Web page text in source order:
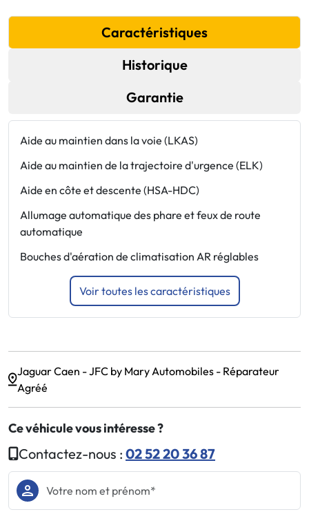
Caractéristiques
Historique
Garantie
Aide au maintien dans la voie (LKAS)
Aide au maintien de la trajectoire d'urgence (ELK)
Aide en côte et descente (HSA-HDC)
Allumage automatique des phare et feux de route
automatique
Bouches d'aération de climatisation AR réglables
Voir toutes les caractéristiques
Jaguar Caen - JFC by Mary Automobiles - Réparateur
Agréé
Ce véhicule vous intéresse ?
Contactez-nous : 02 52 20 36 87